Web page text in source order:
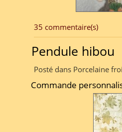
35 commentaire(s)
Pendule hibou
Posté dans Porcelaine
Commande